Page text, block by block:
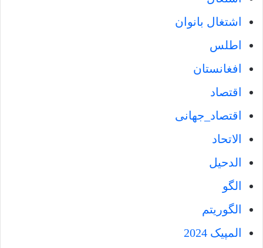
اشتغال بانوان
اطلس
افغانستان
اقتصاد
اقتصاد_جهانی‌
الاتحاد
الدحیل
الگو
الگوریتم
المپیک 2024